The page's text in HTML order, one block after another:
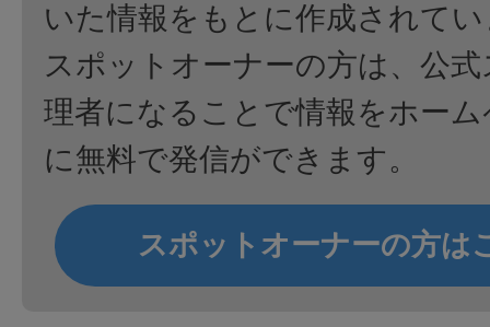
いた情報をもとに作成されて
スポットオーナーの方は、公
理者になることで情報をホー
に無料で発信ができます。
スポットオーナーの方は